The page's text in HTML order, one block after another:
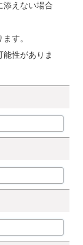
添えない場合
す。
性がありま